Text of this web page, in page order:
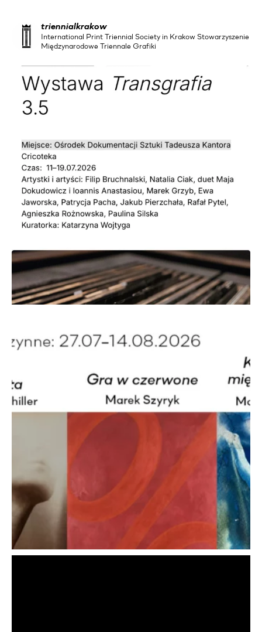
triennialkrakow
International Print Triennial Society in Krakow Stowarzyszenie
Międzynarodowe Triennale Grafiki